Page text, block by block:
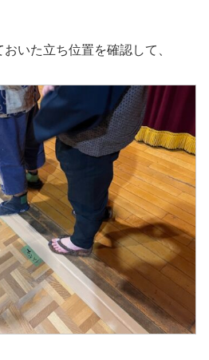
いた立ち位置を確認して、